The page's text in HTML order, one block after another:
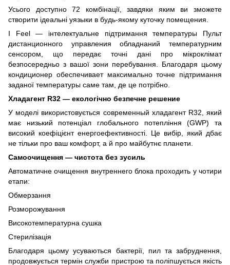
Усього доступно 72 комбінації, завдяки яким ви зможете
створити ідеальні уязыки в будь-якому куточку помещения.
I Feel — інтелектуальне підтримання температуры Пульт
дистанционного управления обладнаний температурним
сенсором, що передає точні дані про мікроклімат
безпосередньо з вашої зони перебування. Благодаря цьому
кондиционер обеспечивает максимально точне підтримання
заданої температуры саме там, де це потрібно.
Хладагент R32 — екологічно безпечне решение
У моделі використовується современный хладагент R32, який
має низький потенціал глобального потепління (GWP) та
високий коефіцієнт енергоефективності. Це вибір, який дбає
не тільки про ваш комфорт, а й про майбутнє планети.
Самоочищення — чистота без зусиль
Автоматичне очищення внутреннего блока проходить у чотири
етапи:
Обмерзання
Розморожування
Високотемпературна сушка
Стерилізація
Благодаря цьому усуваються бактерії, пил та забруднення,
продовжується термін служби пристрою та поліпшується якість